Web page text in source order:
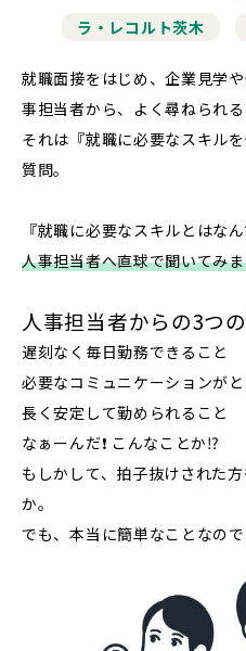
ラ・レコルト茨木
就職面接をはじめ、企業見学
事担当者から、よく尋ねられる
それは『就職に必要なスキル
質問。
『就職に必要なスキルとはなん
人事担当者へ直球で聞いてみ
人事担当者からの3つ
遅刻なく毎日勤務できること
必要なコミュニケーションが
長く安定して勤められること
なぁーんだ❗️ こんなことか⁉️
もしかして、拍子抜けされた
か。
でも、本当に簡単なことなので